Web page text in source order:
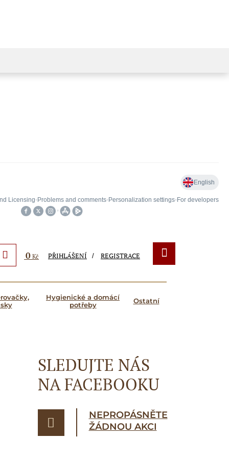
0 Kč PŘIHLÁŠENÍ REGISTRACE
Hygienické a domácí
potřeby
Ostatní
SLEDUJTE NÁS
NA FACEBOOKU
NEPROPÁSNĚTE
ŽÁDNOU AKCI